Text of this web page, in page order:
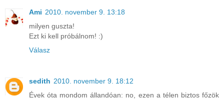
Ami 2010. november 9. 13:18
milyen guszta!
Ezt ki kell próbálnom! :)
Válasz
sedith 2010. november 9. 18:12
Évek óta mondom állandóan: no, ezen a télen biztos főzök